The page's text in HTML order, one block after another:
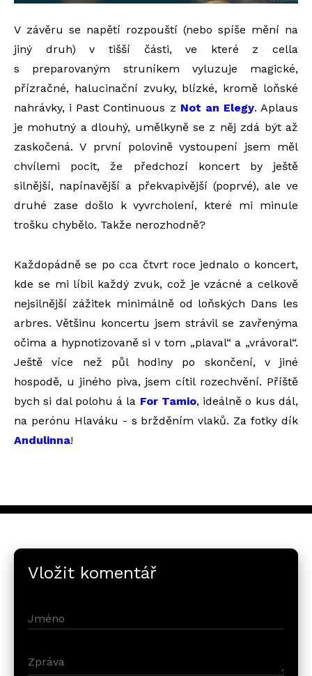
V závěru se napětí rozpouští (nebo spíše mění na
jiný druh) v tišší části, ve které z cella
s preparovaným struníkem vyluzuje magické,
přízračné, halucinační zvuky, blízké, kromě loňské
nahrávky, i Past Continuous z Not an Elegy. Aplaus
je mohutný a dlouhý, umělkyně se z něj zdá být až
zaskočená. V první polovině vystoupení jsem měl
chvílemi pocit, že předchozí koncert by ještě
silnější, napínavější a překvapivější (poprvé), ale ve
druhé zase došlo k vyvrcholení, které mi minule
trošku chybělo. Takže nerozhodně?
Každopádně se po cca čtvrt roce jednalo o koncert,
kde se mi líbil každý zvuk, což je vzácné a celkově
nejsilnější zážitek minimálně od loňských Dans les
arbres. Většinu koncertu jsem strávil se zavřenýma
očima a hypnotizovaně si v tom „plaval“ a „vrávoral“.
Ještě více než půl hodiny po skončení, v jiné
hospodě, u jiného piva, jsem cítil rozechvění. Příště
bych si dal polohu á la For Tamio, ideálně o kus dál,
na perónu Hlaváku - s bržděním vlaků. Za fotky dík
Andulinna!
Vložit komentář